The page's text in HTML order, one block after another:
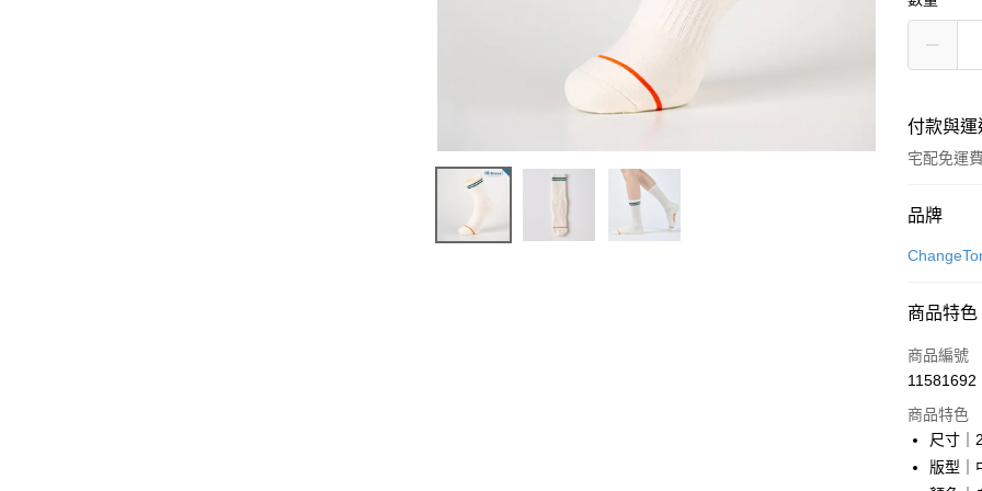
付款與
宅配免運
付款方式
信用卡一
合作金
華南商
上海商
國泰世
臺灣中
LINE Pay
Apple Pay
街口支付
品牌
商品特色
商品編號
11581692
商品特色
尺寸｜
版型｜